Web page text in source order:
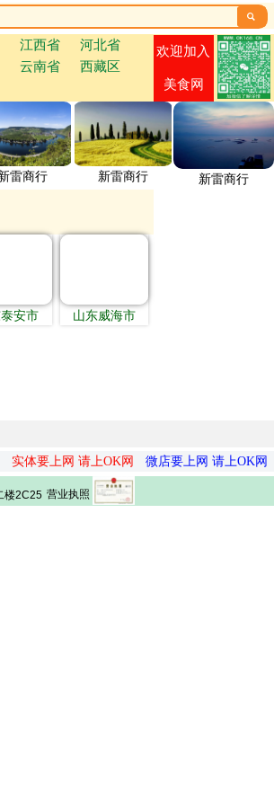

江西省
河北省
云南省
西藏区
欢迎加入
美食网
雷商行 新雷商行 新雷商行
安市 山东威海市
实体要上网 请上OK网 微店要上网 请上OK网
楼2C25 营业执照